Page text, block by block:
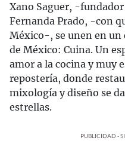
Xano Saguer, -
Fernanda Prado, -con
México-, se unen en un
de México: Cuina. Un
amor a la cocina y muy
repostería, donde
mixología y diseño se
estrellas.
PUBLICIDAD -